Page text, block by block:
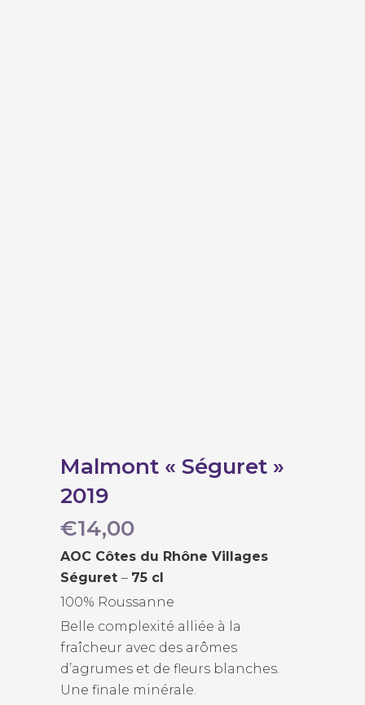
Malmont « Séguret »
2019
€14,00
AOC Côtes du Rhône Villages
Séguret – 75 cl
100% Roussanne
Belle complexité alliée à la
fraîcheur avec des arômes
d’agrumes et de fleurs blanches.
Une finale minérale.